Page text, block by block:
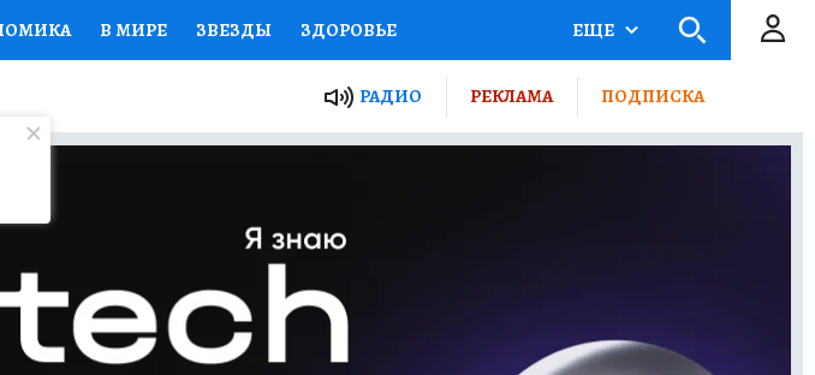
В МИРЕ ЗВЕЗДЫ ЗДОРОВЬЕ
НАЦИОНАЛЬНЫЕ ПРОЕКТЫ РОССИИ
СЕМЬЯ ЖЕНСКИЕ СЕКРЕТЫ ПУТЕВОДИТЕЛЬ
ГИД ПОТРЕБИТЕЛЯ
ЕЩЕ
РАДИО РЕКЛАМА ПОДПИСКА